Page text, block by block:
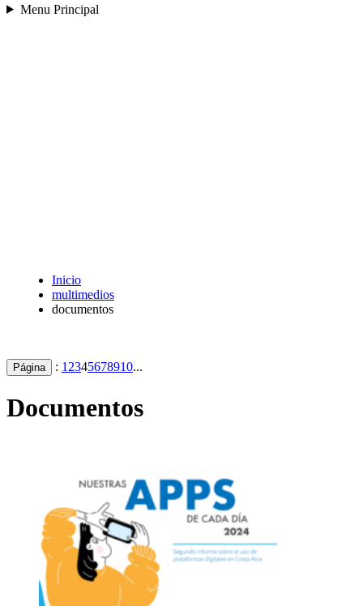
Menu Principal
Inicio
multimedios
documentos
Página : 1 2345678910...
Documentos